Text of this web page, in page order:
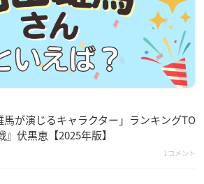
が演じるキャラクター」ランキングTO
伏黒恵【2025年版】
1コメント